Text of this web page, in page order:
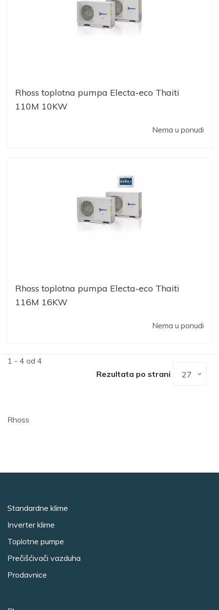
Rhoss toplotna pumpa Electa-eco Thaiti
110M 10KW
Nema u ponudi
Rhoss toplotna pumpa Electa-eco Thaiti
116M 16KW
Nema u ponudi
Rezultata po strani 27
1 - 4 od 4
Rhoss
Standardne klime
Inverter klime
Toplotne pumpe
Prečišćivači vazduha
Prodavnice